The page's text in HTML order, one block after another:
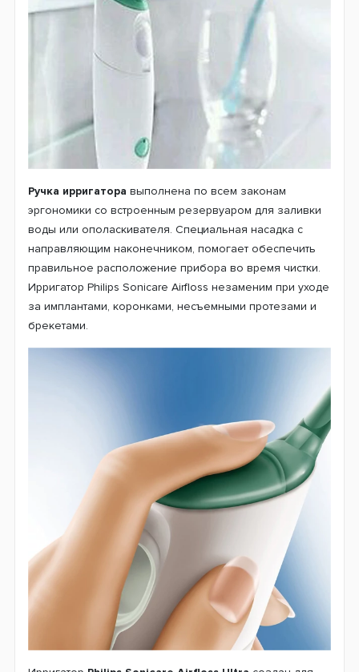
Ручка ирригатора выполнена по всем законам
эргономики со встроенным резервуаром для заливки
воды или ополаскивателя. Специальная насадка с
направляющим наконечником, помогает обеспечить
правильное расположение прибора во время чистки.
Ирригатор Philips Sonicare Airfloss незаменим при уходе
за имплантами, коронками, несъемными протезами и
брекетами.